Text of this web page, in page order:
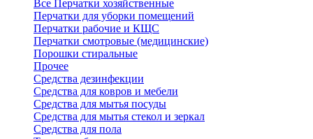
Все Перчатки хозяйственные
Перчатки для уборки помещений
Перчатки рабочие и КЩС
Перчатки смотровые (медицинские)
Порошки стиральные
Прочее
Средства дезинфекции
Средства для ковров и мебели
Средства для мытья посуды
Средства для мытья стекол и зеркал
Средства для пола